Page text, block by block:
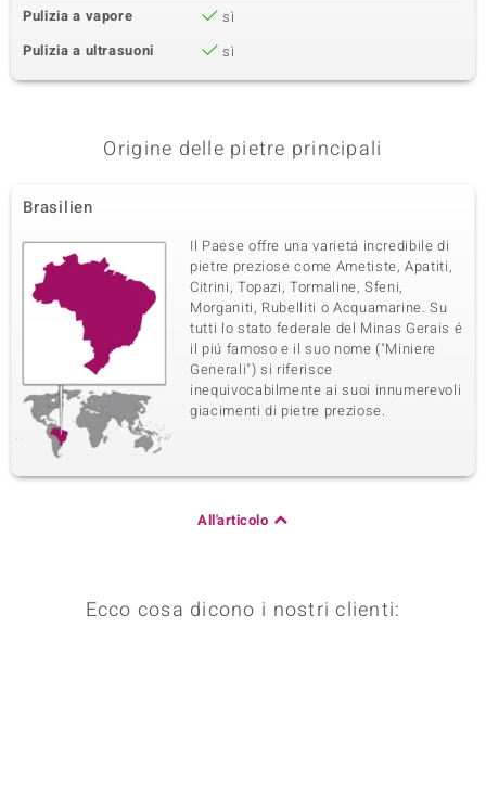
Pulizia a vapore
sì
Pulizia a ultrasuoni
sì
Origine delle pietre principali
Brasilien
Il Paese offre una varietá incredibile di
pietre preziose come Ametiste, Apatiti,
Citrini, Topazi, Tormaline, Sfeni,
Morganiti, Rubelliti o Acquamarine. Su
tutti lo stato federale del Minas Gerais é
il piú famoso e il suo nome ("Miniere
Generali") si riferisce
inequivocabilmente ai suoi innumerevoli
giacimenti di pietre preziose.
All'articolo
Ecco cosa dicono i nostri clienti: